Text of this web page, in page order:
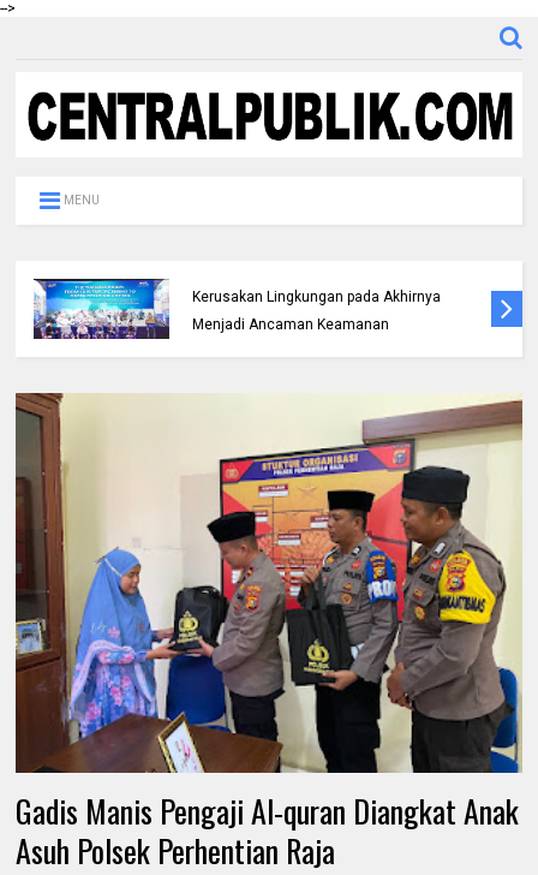
-->
MENU
Kembalikan Mobil dan 8 Unit Sepeda Motor
Kepada Pemiliknya Korban*
Gadis Manis Pengaji Al-quran Diangkat Anak
Asuh Polsek Perhentian Raja